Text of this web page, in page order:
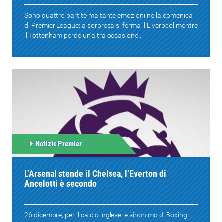
Sono quattro partite ma tante emozioni nella domenica
di Premier League: a sorpresa si ferma il Liverpool mentre
il Tottenham perde un'altra occasione...
Notizie Premier
L’Arsenal stende il Chelsea, l’Everton di
Ancelotti è secondo
26 dicembre, per il calcio inglese, è sinonimo di Boxing